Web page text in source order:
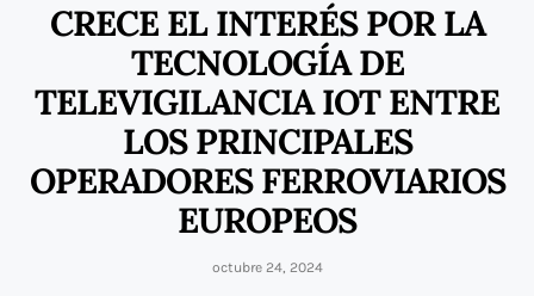
CRECE EL INTERÉS POR LA
TECNOLOGÍA DE
TELEVIGILANCIA IOT ENTRE
LOS PRINCIPALES
OPERADORES FERROVIARIOS
EUROPEOS
octubre 24, 2024